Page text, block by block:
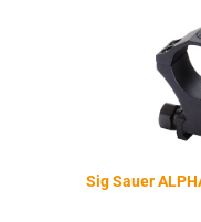
Sig Sauer